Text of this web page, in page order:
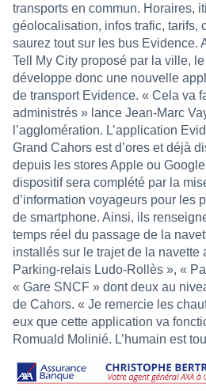
transports en commun. Horaires,
géolocalisation, infos trafic, tarifs,
saurez tout sur les bus Evidence.
Tell My City proposé par la ville,
développe donc une nouvelle
de transport Evidence. « Cela va
administrés » lance Jean-Marc
l’agglomération. L’application
Grand Cahors est d’ores et déjà
depuis les stores Apple ou
dispositif sera complété par la
d’information voyageurs pour les
de smartphone. Ainsi, ils
temps réel du passage de la
installés sur le trajet de la navette
Parking-relais Ludo-Rollès », «
« Gare SNCF » dont deux au
de Cahors. « Je remercie les
eux que cette application va
Romuald Molinié. L’humain est